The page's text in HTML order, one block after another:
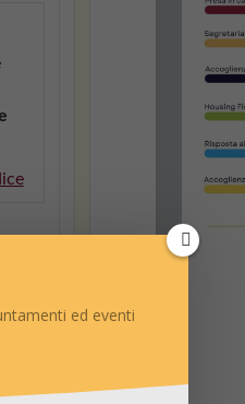
ed eventi